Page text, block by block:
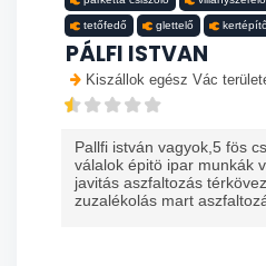
tetőfedő glettelő
PÁLFI ISTVAN
Kiszállok egész Vác
Pallfi istván vagyok,5 fös
válalok épitö ipar munkák
javitás aszfaltozás
zuzalékolás mart